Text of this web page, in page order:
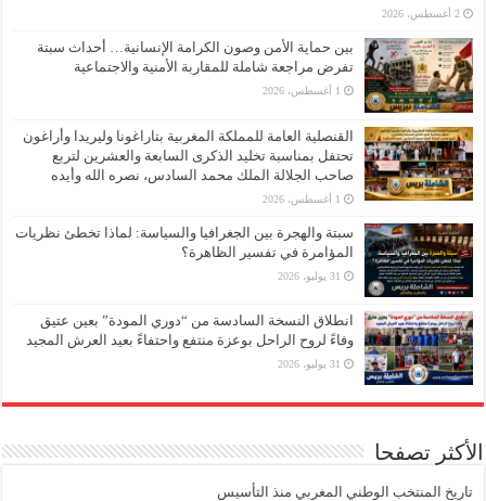
2 أغسطس، 2026
بين حماية الأمن وصون الكرامة الإنسانية… أحداث سبتة
تفرض مراجعة شاملة للمقاربة الأمنية والاجتماعية
1 أغسطس، 2026
القنصلية العامة للمملكة المغربية بتاراغونا وليريدا وأراغون
تحتفل بمناسبة تخليد الذكرى السابعة والعشرين لتربع
صاحب الجلالة الملك محمد السادس، نصره الله وأيده
1 أغسطس، 2026
سبتة والهجرة بين الجغرافيا والسياسة: لماذا تخطئ نظريات
المؤامرة في تفسير الظاهرة؟
31 يوليو، 2026
انطلاق النسخة السادسة من “دوري المودة” بعين عتيق
وفاءً لروح الراحل بوعزة منتفع واحتفاءً بعيد العرش المجيد
31 يوليو، 2026
الأكثر تصفحا
تاريخ المنتخب الوطني المغربي منذ التأسيس